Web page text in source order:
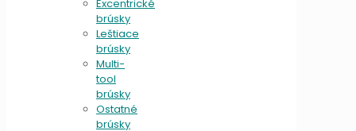
Excentrické
brúsky
Leštiace
brúsky
Multi-
tool
brúsky
Ostatné
brúsky